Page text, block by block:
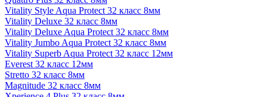
Vitality Style Aqua Protect 32 класс 8мм
Vitality Deluxe 32 класс 8мм
Vitality Deluxe Aqua Protect 32 класс 8мм
Vitality Jumbo Aqua Protect 32 класс 8мм
Vitality Superb Aqua Protect 32 класс 12мм
Everest 32 класс 12мм
Stretto 32 класс 8мм
Magnitude 32 класс 8мм